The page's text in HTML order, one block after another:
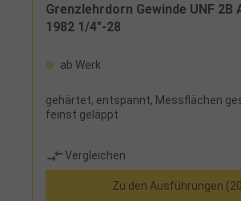
Grenzlehrdorn Gewinde UNF 2B
1982 1/4"-28
ab Werk
gehärtet, entspannt, Messflächen
feinst geläppt
Vergleichen
Zu den Ausführungen